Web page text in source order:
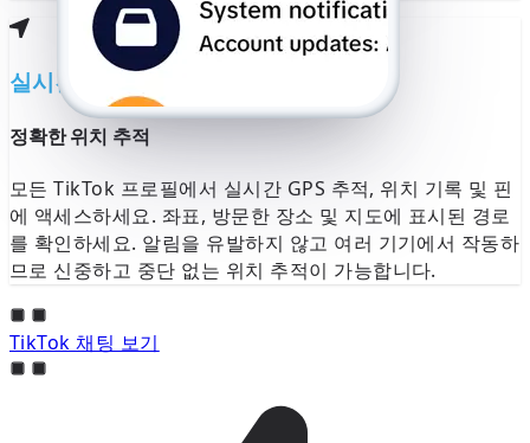
실시간 위치 기록
정확한 위치 추적
모든 TikTok 프로필에서 실시간 GPS 추적, 위치 기록 및 핀
에 액세스하세요. 좌표, 방문한 장소 및 지도에 표시된 경로
를 확인하세요. 알림을 유발하지 않고 여러 기기에서 작동하
므로 신중하고 중단 없는 위치 추적이 가능합니다.
TikTok 채팅 보기